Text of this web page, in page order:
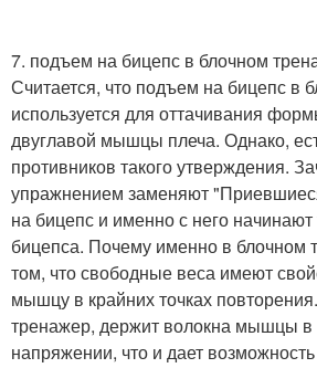
7. подъем на бицепс в блочном
Считается, что подъем на бицепс в
используется для оттачивания
двуглавой мышцы плеча. Однако,
противников такого утверждения.
упражнением заменяют
на бицепс и именно с него начинают
бицепса. Почему именно в блочном
том, что свободные веса имеют
мышцу в крайних точках
тренажер, держит волокна мышцы в
напряжении, что и дает возможность